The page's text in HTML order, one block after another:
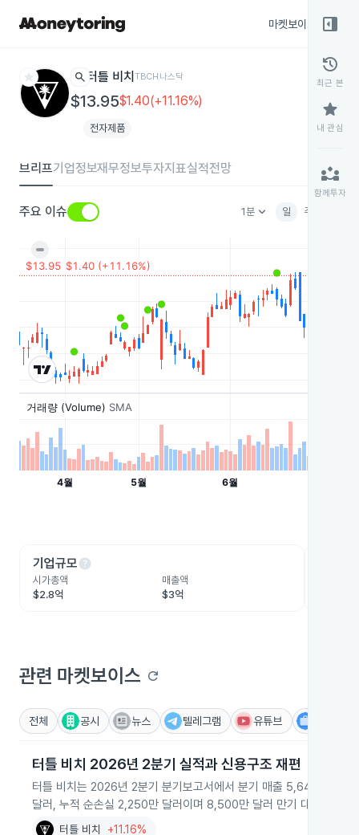
마켓보이스
star search 터틀 비치 TBCH나스닥
$13.95$1.40(+11.16%)
전자제품
브리프기업정보재무정보투자지표실적전망
주요 이슈 1분keyboard_arrow_down 일 주
기업규모help
시가총액
$2.8억
매출액
$3억
관련 마켓보이스 refresh
전체 공시 뉴스 텔레그램 유튜브
터틀 비치 2026년 2분기 실적과 신용구조 재편
터틀 비치는 2026년 2분기 분기보고서에서 분기 매출 5,640만 달
달러, 누적 순손실 2,250만 달러이며 8,500만 달러 만기 대출 차입
터틀 비치 +11.16%
right_panel_open
history
최근 본
star
내 관심
partner_exchange
함께투자